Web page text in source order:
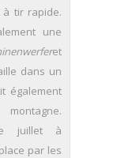
à tir rapide.
une
et
dans un
également
juillet à
par les